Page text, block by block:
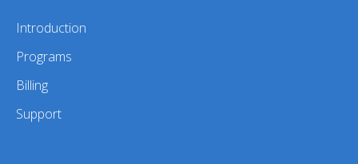
Introduction
Programs
Billing
Support